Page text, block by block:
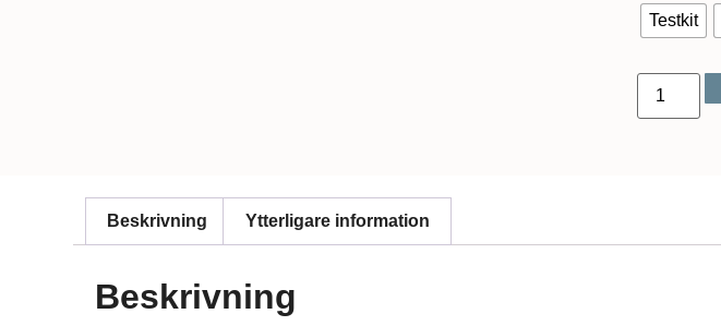
Testkit
Beskrivning Ytterligare information
Beskrivning